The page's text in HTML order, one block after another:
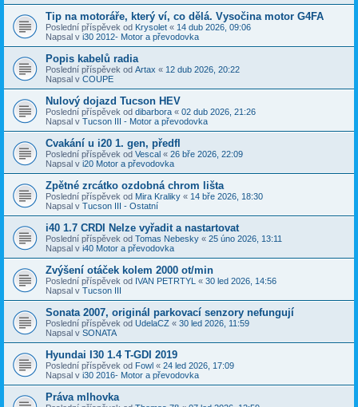
Tip na motoráře, který ví, co dělá. Vysočina motor G4FA
Poslední příspěvek od Krysolet « 14 dub 2026, 09:06
Napsal v i30 2012- Motor a převodovka
Popis kabelů radia
Poslední příspěvek od Artax « 12 dub 2026, 20:22
Napsal v COUPE
Nulový dojazd Tucson HEV
Poslední příspěvek od dibarbora « 02 dub 2026, 21:26
Napsal v Tucson III - Motor a převodovka
Cvakání u i20 1. gen, předfl
Poslední příspěvek od Vescal « 26 bře 2026, 22:09
Napsal v i20 Motor a převodovka
Zpětné zrcátko ozdobná chrom lišta
Poslední příspěvek od Mira Kraliky « 14 bře 2026, 18:30
Napsal v Tucson III - Ostatní
i40 1.7 CRDI Nelze vyřadit a nastartovat
Poslední příspěvek od Tomas Nebesky « 25 úno 2026, 13:11
Napsal v i40 Motor a převodovka
Zvýšení otáček kolem 2000 ot/min
Poslední příspěvek od IVAN PETRTYL « 30 led 2026, 14:56
Napsal v Tucson III
Sonata 2007, originál parkovací senzory nefungují
Poslední příspěvek od UdelaCZ « 30 led 2026, 11:59
Napsal v SONATA
Hyundai I30 1.4 T-GDI 2019
Poslední příspěvek od Fowl « 24 led 2026, 17:09
Napsal v i30 2016- Motor a převodovka
Práva mlhovka